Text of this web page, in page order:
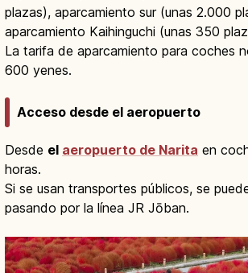
plazas), aparcamiento sur (unas 2.000
aparcamiento Kaihinguchi (unas 350
La tarifa de aparcamiento para coches
600 yenes.
Acceso desde el aeropuerto
Desde el aeropuerto de Narita en
horas.
Si se usan transportes públicos, se
pasando por la línea JR Jōban.